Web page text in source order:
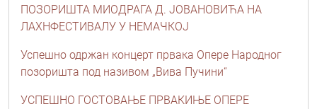
ПОЗОРИШТА МИОДРАГА Д. ЈОВАНОВИЋА НА
ЛАХНФЕСТИВАЛУ У НЕМАЧКОЈ
Успешно одржан концерт првака Опере Народног
позоришта под називом „Вива Пучини“
УСПЕШНО ГОСТОВАЊЕ ПРВАКИЊЕ ОПЕРЕ